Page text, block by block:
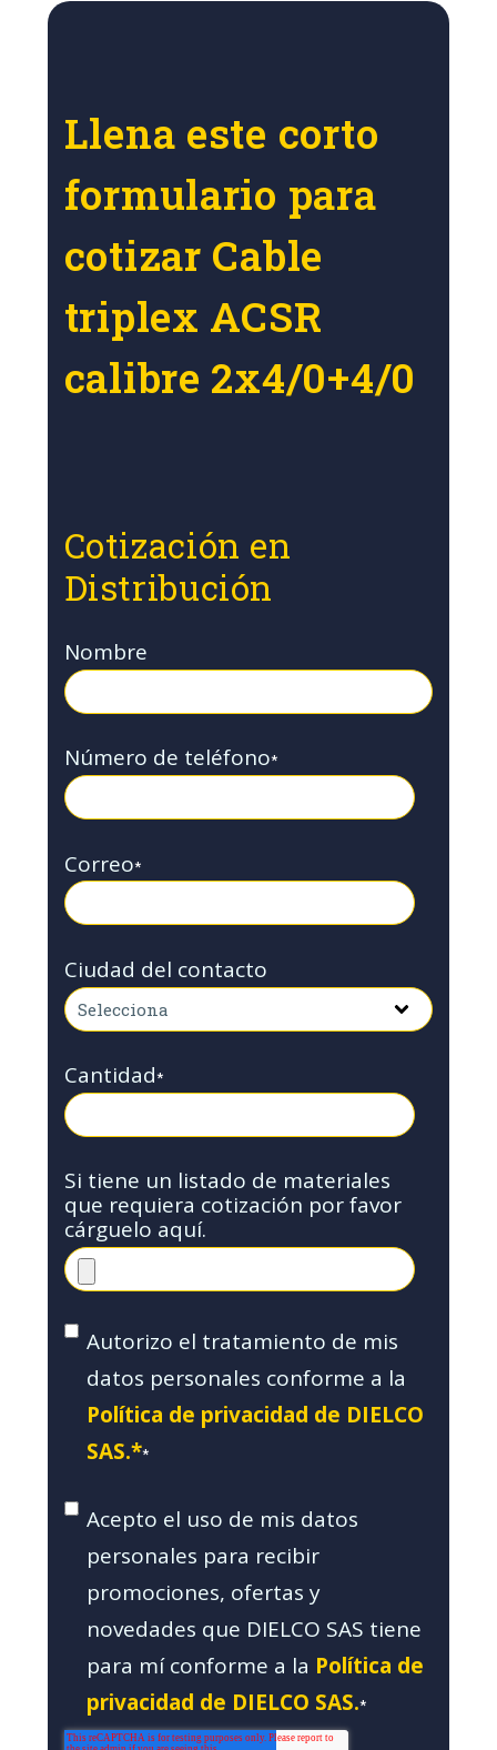
Llena este corto
formulario para
cotizar Cable
triplex ACSR
calibre 2x4/0+4/0
Cotización en
Distribución
Nombre
Número de teléfono*
Correo*
Ciudad del contacto
Cantidad*
Si tiene un listado de materiales
que requiera cotización por favor
cárguelo aquí.
Autorizo el tratamiento de mis
datos personales conforme a la
Política de privacidad de DIELCO
SAS.**
Acepto el uso de mis datos
personales para recibir
promociones, ofertas y
novedades que DIELCO SAS tiene
para mí conforme a la Política de
privacidad de DIELCO SAS.*